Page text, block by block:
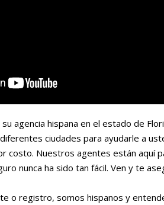
agencia hispana en el estado de
ciudades para ayudarle a
costo. Nuestros agentes están aquí
nunca ha sido tan fácil. Ven y te
o registro, somos hispanos y